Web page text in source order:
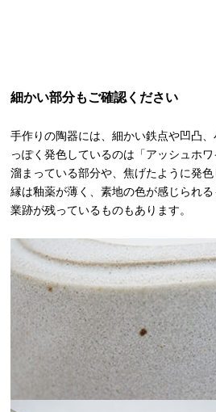
細かい部分もご確認ください
手作りの陶器には、細かい鉄点や凹凸
っぽく発色しているのは「アッシュホ
溜まっている部分や、焦げたように発色
縁は釉薬が薄く、素地の色が感じられ
業跡が残っているものもあります。